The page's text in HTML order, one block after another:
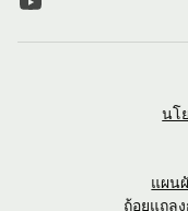
นโ
แผน
ถ้อยแถล